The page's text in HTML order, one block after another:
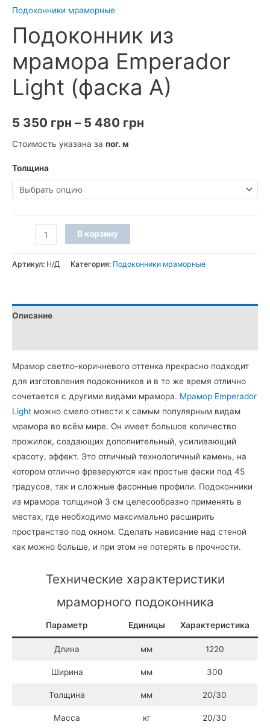
Подоконники мраморные
Подоконник из
мрамора Emperador
Light (фаска A)
5 350 грн – 5 480 грн
–
480 грн
Стоимость указана за пог. м
Толщина
Количество
товара
Подоконник
Emperador
Light
A)
В корзину
Артикул: Н/Д Категория: Подоконники мраморные
Описание
Мрамор светло-коричневого оттенка прекрасно подходит
для изготовления подоконников и в то же время отлично
сочетается с другими видами мрамора. Мрамор Emperador
Light можно смело отнести к самым популярным видам
мрамора во всём мире. Он имеет большое количество
прожилок, создающих дополнительный, усиливающий
красоту, эффект. Это отличный технологичный камень, на
котором отлично фрезеруются как простые фаски под 45
градусов, так и сложные фасонные профили. Подоконники
из мрамора толщиной 3 см целесообразно применять в
местах, где необходимо максимально расширить
пространство под окном. Сделать нависание над стеной
как можно больше, и при этом не потерять в прочности.
Технические характеристики
мраморного подоконника
Параметр Единицы Характеристика
Длина мм 1220
Ширина мм 300
Толщина мм 20/30
Масса кг 20/30